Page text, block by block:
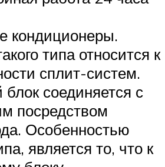
кондиционеры.
типа относится к
сплит-систем.
соединяется с
посредством
Особенностью
является то, что к